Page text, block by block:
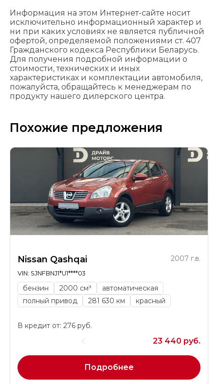
Информация на этом Интернет-сайте носит
исключительно информационный характер и
ни при каких условиях не является публичной
офертой, определяемой положениями cт. 407
Гражданского кодекса Республики Беларусь.
Для получения подробной информации о
стоимости, технических и иных
характеристиках и комплектации автомобиля,
пожалуйста, обращайтесь к менеджерам по
продукту нашего дилерского центра.
Похожие предложения
Nissan Qashqai 2007 г.в.
VIN: SJNFBNJ1*U1****03
бензин 2000 см³
автоматическая
полный привод
281 630 км красный
В кредит от: 276 руб.
23 440 руб.
Подробнее